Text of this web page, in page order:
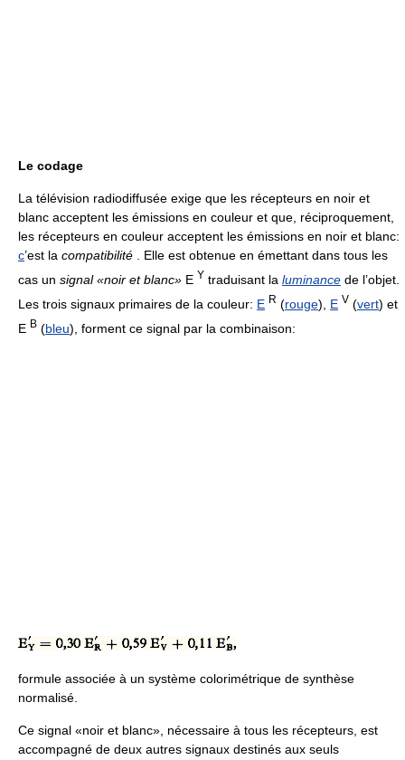
Le codage
La télévision radiodiffusée exige que les récepteurs en noir et
blanc acceptent les émissions en couleur et que, réciproquement,
les récepteurs en couleur acceptent les émissions en noir et blanc:
c’est la compatibilité . Elle est obtenue en émettant dans tous les
cas un signal «noir et blanc» E Y traduisant la luminance de l’objet.
Les trois signaux primaires de la couleur: E R (rouge), E V (vert) et
E B (bleu), forment ce signal par la combinaison:
formule associée à un système colorimétrique de synthèse
normalisé.
Ce signal «noir et blanc», nécessaire à tous les récepteurs, est
accompagné de deux autres signaux destinés aux seuls